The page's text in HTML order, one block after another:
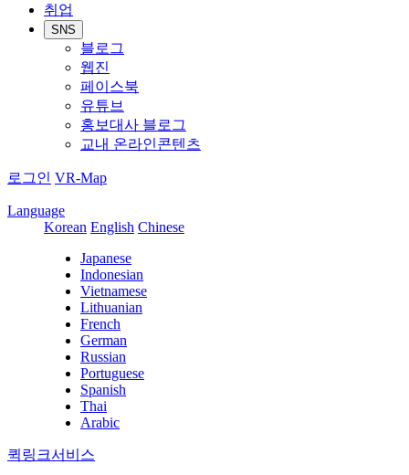
취업
SNS
블로그
웹진
페이스북
유튜브
홍보대사 블로그
교내 온라인콘텐츠
로그인 VR-Map
Language
Korean English Chinese
Japanese
Indonesian
Vietnamese
Lithuanian
French
German
Russian
Portuguese
Spanish
Thai
Arabic
퀵링크서비스